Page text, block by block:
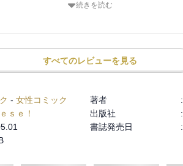
の進路を玲欧の大学から近い短大にしたって
れたくないからってそれはちょっと違う気
続きを読む
すべてのレビューを見る
- 女性コミック 著者 :
ｓｅ！ 出版社 :
書誌発売日 :